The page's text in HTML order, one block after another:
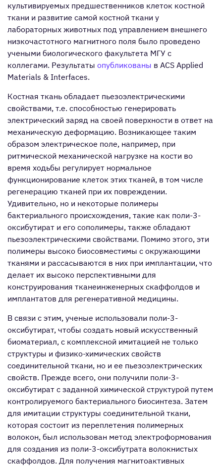
культивируемых предшественников клеток костной
ткани и развитие самой костной ткани у
лабораторных животных под управлением внешнего
низкочастотного магнитного поля было проведено
учеными биологического факультета МГУ с
коллегами. Результаты опубликованы в ACS Applied
Materials & Interfaces.
Костная ткань обладает пьезоэлектрическими
свойствами, т.е. способностью генерировать
электрический заряд на своей поверхности в ответ на
механическую деформацию. Возникающее таким
образом электрическое поле, например, при
ритмической механической нагрузке на кости во
время ходьбы регулирует нормальное
функционирование клеток этих тканей, в том числе
регенерацию тканей при их повреждении.
Удивительно, но и некоторые полимеры
бактериального происхождения, такие как поли-3-
оксибутират и его сополимеры, также обладают
пьезоэлектрическими свойствами. Помимо этого, эти
полимеры высоко биосовместимы с окружающими
тканями и рассасываются в них при имплантации, что
делает их высоко перспективными для
конструирования тканеинженерных скаффолдов и
имплантатов для регенеративной медицины.
В связи с этим, ученые использовали поли-3-
оксибутират, чтобы создать новый искусственный
биоматериал, с комплексной имитацией не только
структуры и физико-химических свойств
соединительной ткани, но и ее пьезоэлектрических
свойств. Прежде всего, они получили поли-3-
оксибутират с заданной химической структурой путем
контролируемого бактериального биосинтеза. Затем
для имитации структуры соединительной ткани,
которая состоит из переплетения полимерных
волокон, был использован метод электроформования
для создания из поли-3-оксибутрата волокнистых
скаффолдов. Для получения магнитоактивных